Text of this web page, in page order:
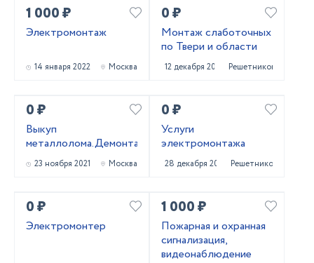
1 000 ₽
Электромонтаж
14 января 2022 Москва
0 ₽
Монтаж слаботочных
по Твери и области
12 декабря 2021 Решетниково
0 ₽
Выкуп
металлолома.Демонтаж.
23 ноября 2021 Москва
0 ₽
Услуги
электромонтажа
28 декабря 2020 Решетниково
0 ₽
Электромонтер
1 000 ₽
Пожарная и охранная
сигнализация,
видеонаблюдение